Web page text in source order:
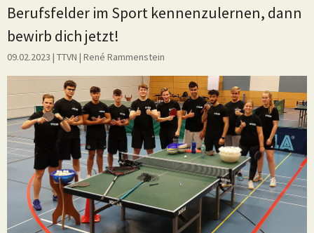
Berufsfelder im Sport kennenzulernen, dann
bewirb dich jetzt!
09.02.2023 | TTVN | René Rammenstein